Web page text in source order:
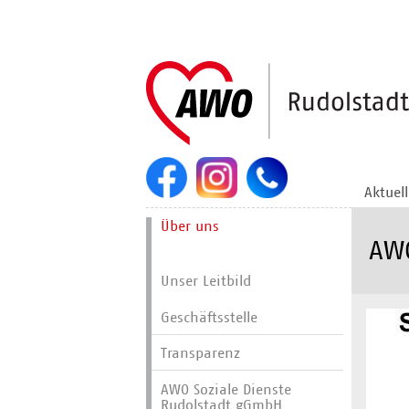
Navigation
Über uns
Unser Leitbild
Geschäftsstelle
Transparenz
AWO Soziale Dienste
Rudolstadt gGmbH